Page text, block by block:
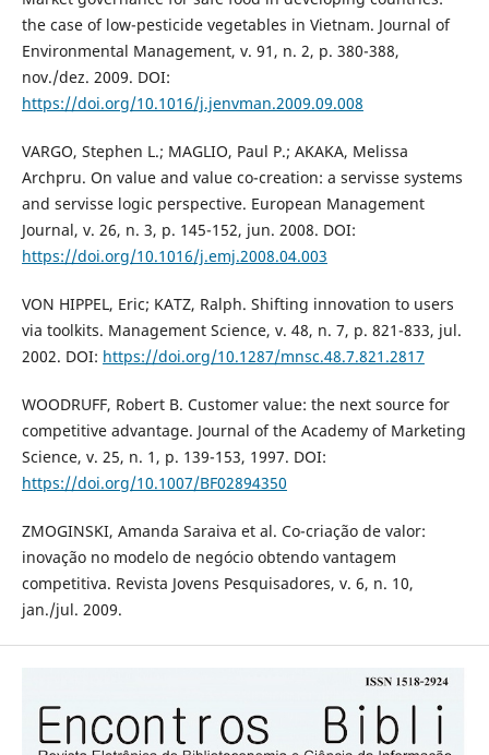
the case of low-pesticide vegetables in Vietnam. Journal of
Environmental Management, v. 91, n. 2, p. 380-388,
nov./dez. 2009. DOI:
https://doi.org/10.1016/j.jenvman.2009.09.008
VARGO, Stephen L.; MAGLIO, Paul P.; AKAKA, Melissa
Archpru. On value and value co-creation: a servisse systems
and servisse logic perspective. European Management
Journal, v. 26, n. 3, p. 145-152, jun. 2008. DOI:
https://doi.org/10.1016/j.emj.2008.04.003
VON HIPPEL, Eric; KATZ, Ralph. Shifting innovation to users
via toolkits. Management Science, v. 48, n. 7, p. 821-833, jul.
2002. DOI: https://doi.org/10.1287/mnsc.48.7.821.2817
WOODRUFF, Robert B. Customer value: the next source for
competitive advantage. Journal of the Academy of Marketing
Science, v. 25, n. 1, p. 139-153, 1997. DOI:
https://doi.org/10.1007/BF02894350
ZMOGINSKI, Amanda Saraiva et al. Co-criação de valor:
inovação no modelo de negócio obtendo vantagem
competitiva. Revista Jovens Pesquisadores, v. 6, n. 10,
jan./jul. 2009.